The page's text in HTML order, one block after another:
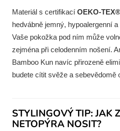
Materiál s certifikací OEKO-
hedvábně jemný, hypoalergenní
Vaše pokožka pod ním může
zejména při celodenním nošení.
Bamboo Kun navíc přirozeně
budete cítit svěže a sebevědomě
STYLINGOVÝ TIP: JAK
NETOPÝRA NOSIT?